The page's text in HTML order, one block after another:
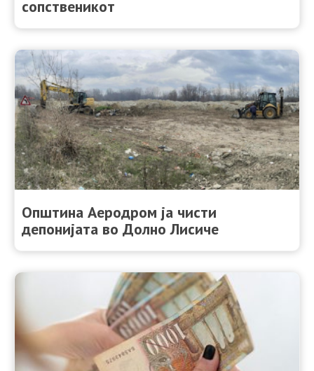
сопственикот
Општина Аеродром ja чисти
депонијата во Долно Лисиче